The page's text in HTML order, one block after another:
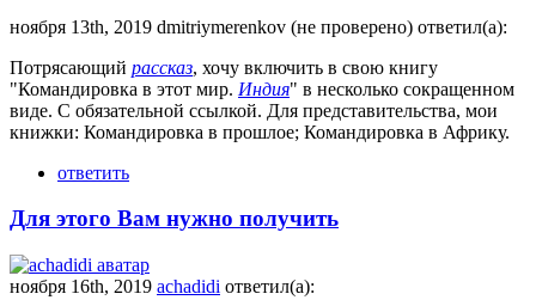
ноября 13th, 2019 dmitriymerenkov (не проверено) ответил(а):
Потрясающий рассказ, хочу включить в свою книгу
"Командировка в этот мир. Индия" в несколько сокращенном
виде. С обязательной ссылкой. Для представительства, мои
книжки: Командировка в прошлое; Командировка в Африку.
ответить
Для этого Вам нужно получить
ноября 16th, 2019 achadidi ответил(а):